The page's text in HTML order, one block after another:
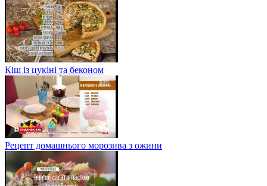
Кіш із цукіні та беконом
Рецепт домашнього морозива з ожини